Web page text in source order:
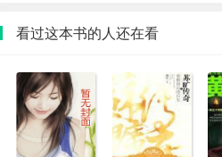
看过这本书的人还在看